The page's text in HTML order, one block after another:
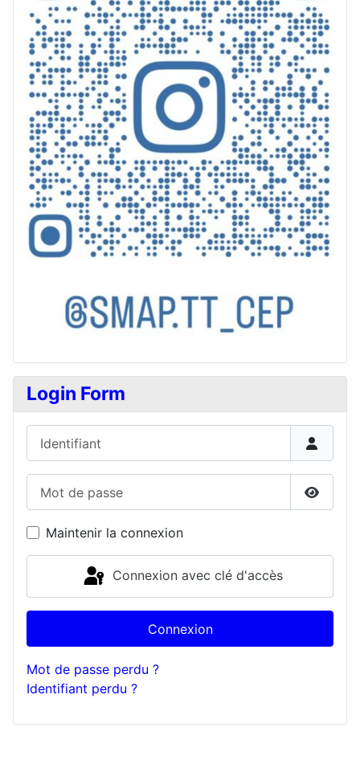
Login Form
Maintenir la connexion
Connexion avec clé d'accès
Connexion
Mot de passe perdu ?
Identifiant perdu ?